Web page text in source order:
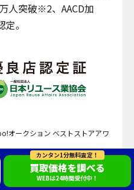
カンタン1分無料査定！
買取価格を調べる
WEBは24時間受付中！
人突破※2、AACD加
。
オークション ベストストアアワ